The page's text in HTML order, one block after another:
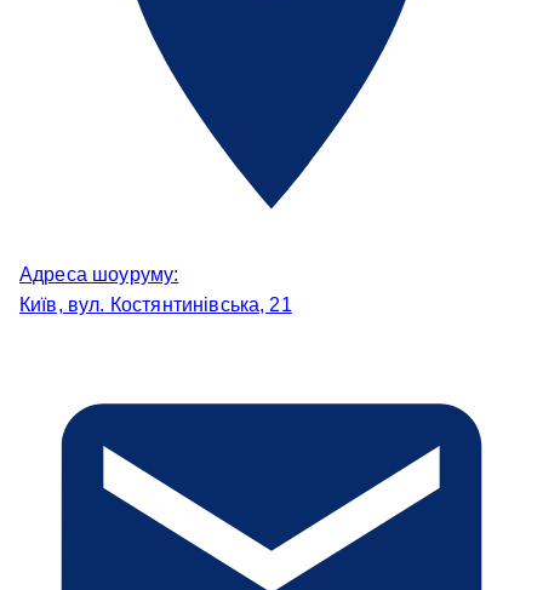
Адреса шоуруму:
Київ, вул. Костянтинівська, 21